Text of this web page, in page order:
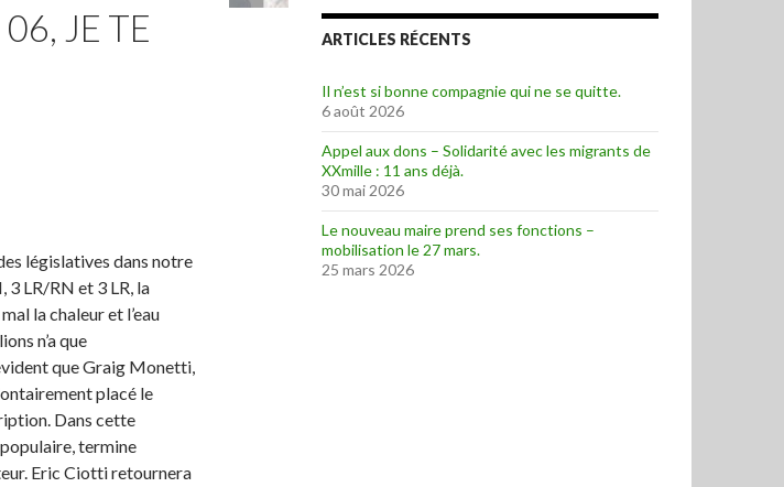
JE TE
législatives dans notre
3 LR/RN et 3 LR, la
la chaleur et l’eau
n’a que
que Graig Monetti,
placé le
Dans cette
termine
Eric Ciotti retournera
ARTICLES RÉCENTS
Il n’est si bonne compagnie qui ne se quitte.
6 août 2026
Appel aux dons – Solidarité avec les migrants de
XXmille : 11 ans déjà.
30 mai 2026
Le nouveau maire prend ses fonctions –
mobilisation le 27 mars.
25 mars 2026